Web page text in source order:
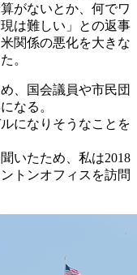
がないとか、何でワ
は難しい」との返事
関係の悪化を大きな
。
、国会議員や市民団
なる。
になりそうなことを
いたため、私は2018
トンオフィスを訪問